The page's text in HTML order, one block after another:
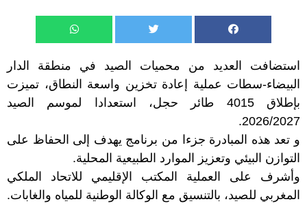
استضافت العديد من محميات الصيد في منطقة الدار
البيضاء-سطات عملية إعادة تخزين واسعة النطاق، تميزت
بإطلاق 4015 طائر حجل، استعدادا لموسم الصيد
2026/2027.
و تعد هذه المبادرة جزءا من برنامج يهدف إلى الحفاظ على
التوازن البيئي وتعزيز الموارد الطبيعية المحلية.
وأشرف على العملية المكتب الإقليمي للاتحاد الملكي
المغربي للصيد، بالتنسيق مع الوكالة الوطنية للمياه والغابات.